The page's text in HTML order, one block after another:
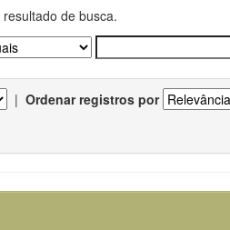
de busca.
| Ordenar registros por